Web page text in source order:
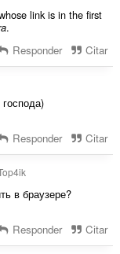
link is in the first
.
Responder Citar
Responder Citar
в браузере?
Responder Citar